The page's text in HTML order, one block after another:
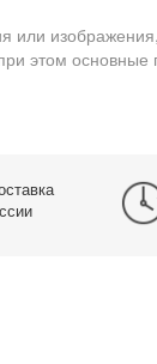
или
этом